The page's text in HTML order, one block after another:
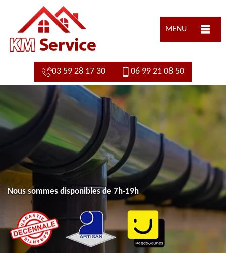
MENU
03 59 28 17 30 06 99 21 08 50
Nous sommes disponibles de 7h-19h